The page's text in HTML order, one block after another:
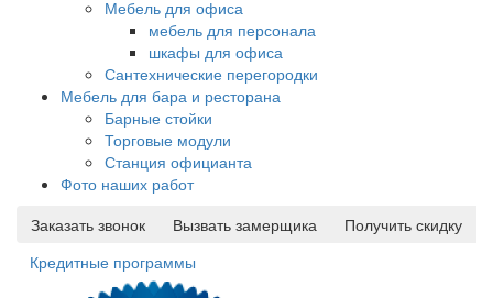
Мебель для офиса
мебель для персонала
шкафы для офиса
Сантехнические перегородки
Мебель для бара и ресторана
Барные стойки
Торговые модули
Станция официанта
Фото наших работ
Заказать звонок
Вызвать замерщика
Получить скидку
Кредитные программы